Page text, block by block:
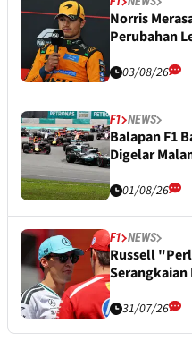
Norris
Perubahan
03/08/26
F1 NEWS
Balapan F1
Digelar
01/08/26
F1 NEWS
Russell
31/07/26